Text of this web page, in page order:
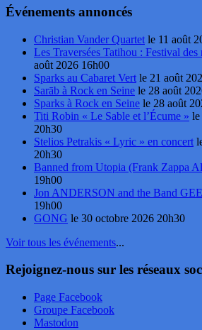
Événements annoncés
Christian Vander Quartet le 11 août
Les Traversées Tatihou : Festival des
août 2026 16h00
Sparks au Cabaret Vert le 21 août
Sarāb à Rock en Seine le 28 août
Sparks à Rock en Seine le 28 août
Titi Robin « Le Sable et l’Écume » le
20h30
Stelios Petrakis « Lyric » en concert
20h30
Banned from Utopia (Frank Zappa
19h00
Jon ANDERSON and the Band
19h00
GONG le 30 octobre 2026 20h30
Voir tous les événements...
Rejoignez-nous sur les réseaux
Page Facebook
Groupe Facebook
Mastodon